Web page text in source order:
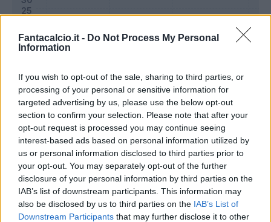
Fantacalcio.it - Do Not Process My Personal
Information
If you wish to opt-out of the sale, sharing to third parties, or
processing of your personal or sensitive information for
targeted advertising by us, please use the below opt-out
section to confirm your selection. Please note that after your
opt-out request is processed you may continue seeing
interest-based ads based on personal information utilized by
us or personal information disclosed to third parties prior to
your opt-out. You may separately opt-out of the further
disclosure of your personal information by third parties on the
IAB’s list of downstream participants. This information may
also be disclosed by us to third parties on the IAB’s List of
Downstream Participants that may further disclose it to other
Classic Mantra
Riepilogo stagione
Titolare 2 - 6%
Entrato 3 - 9 %
Squalificato 0 - 0%